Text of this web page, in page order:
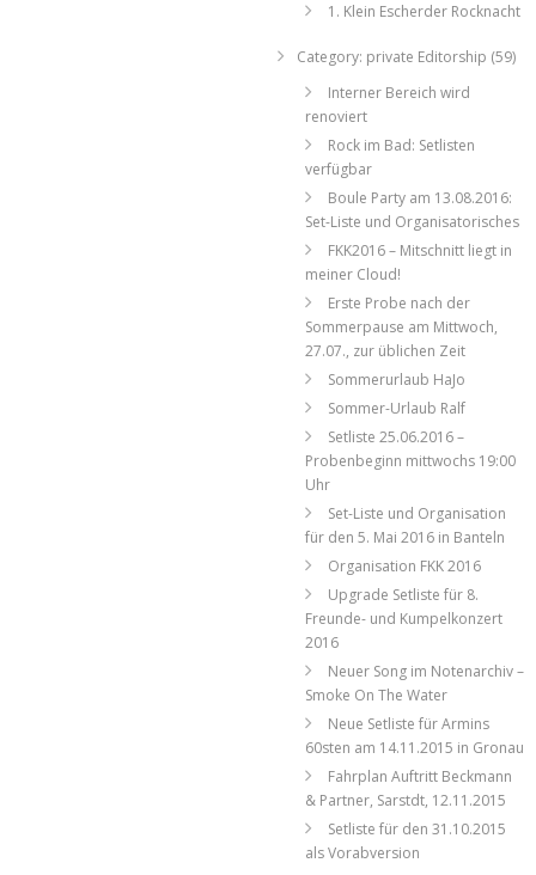
1. Klein Escherder Rocknacht
Category: private Editorship (59)
Interner Bereich wird
renoviert
Rock im Bad: Setlisten
verfügbar
Boule Party am 13.08.2016:
Set-Liste und Organisatorisches
FKK2016 – Mitschnitt liegt in
meiner Cloud!
Erste Probe nach der
Sommerpause am Mittwoch,
27.07., zur üblichen Zeit
Sommerurlaub HaJo
Sommer-Urlaub Ralf
Setliste 25.06.2016 –
Probenbeginn mittwochs 19:00
Uhr
Set-Liste und Organisation
für den 5. Mai 2016 in Banteln
Organisation FKK 2016
Upgrade Setliste für 8.
Freunde- und Kumpelkonzert
2016
Neuer Song im Notenarchiv –
Smoke On The Water
Neue Setliste für Armins
60sten am 14.11.2015 in Gronau
Fahrplan Auftritt Beckmann
& Partner, Sarstdt, 12.11.2015
Setliste für den 31.10.2015
als Vorabversion